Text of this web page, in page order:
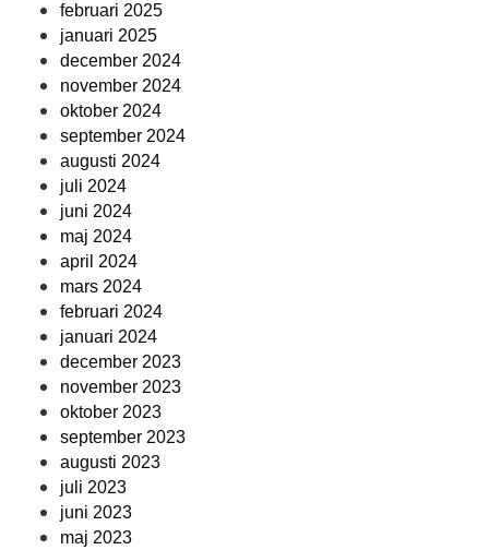
februari 2025
januari 2025
december 2024
november 2024
oktober 2024
september 2024
augusti 2024
juli 2024
juni 2024
maj 2024
april 2024
mars 2024
februari 2024
januari 2024
december 2023
november 2023
oktober 2023
september 2023
augusti 2023
juli 2023
juni 2023
maj 2023